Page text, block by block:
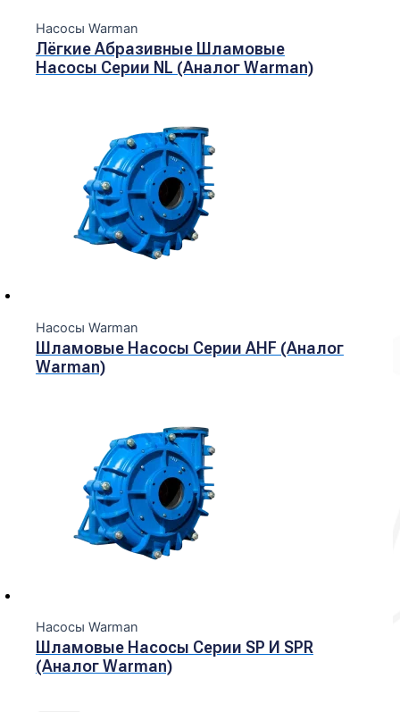
Насосы Warman
Лёгкие Абразивные Шламовые
Насосы Серии NL (Аналог Warman)
Насосы Warman
Шламовые Насосы Серии AHF (Аналог
Warman)
Насосы Warman
Шламовые Насосы Серии SP И SPR
(Аналог Warman)